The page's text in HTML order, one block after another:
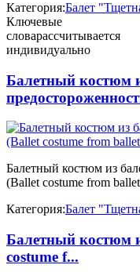
Категория:Балет
Ключевые
словарассчитывается
индивидуально
Балетный костюм
Балетный костюм из
(Ballet costume from
Категория:Балет
Балетный костюм
costume f...